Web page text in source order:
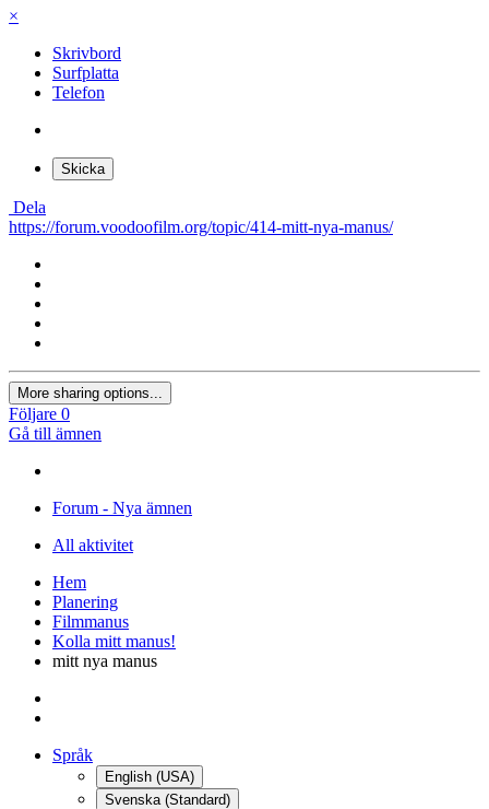
×
Skrivbord
Surfplatta
Telefon
Skicka
Dela
https://forum.voodoofilm.org/topic/414-mitt-nya-manus/
More sharing options...
Följare 0
Gå till ämnen
Forum - Nya ämnen
All aktivitet
Hem
Planering
Filmmanus
Kolla mitt manus!
mitt nya manus
Språk
English (USA)
Svenska (Standard)